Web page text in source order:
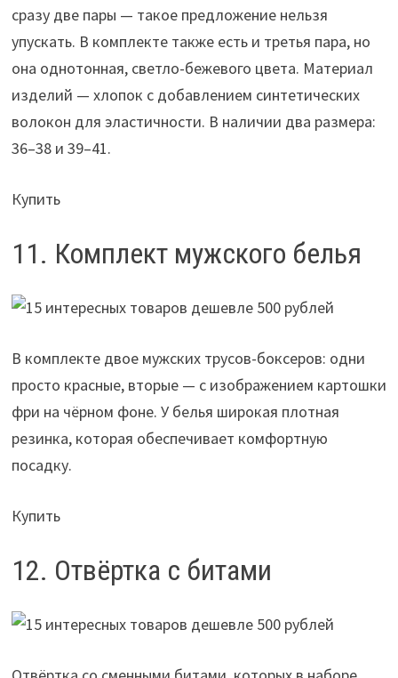
сразу две пары — такое предложение нельзя
упускать. В комплекте также есть и третья пара, но
она однотонная, светло-бежевого цвета. Материал
изделий — хлопок с добавлением синтетических
волокон для эластичности. В наличии два размера:
36–38 и 39–41.
Купить
11. Комплект мужского белья
В комплекте двое мужских трусов-боксеров: одни
просто красные, вторые — с изображением картошки
фри на чёрном фоне. У белья широкая плотная
резинка, которая обеспечивает комфортную
посадку.
Купить
12. Отвёртка с битами